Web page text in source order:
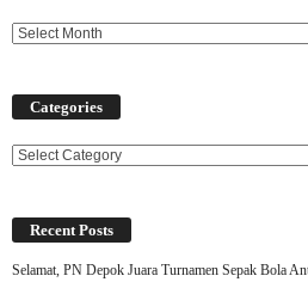
Categories
Categories
Recent Posts
Selamat, PN Depok Juara Turnamen Sepak Bola